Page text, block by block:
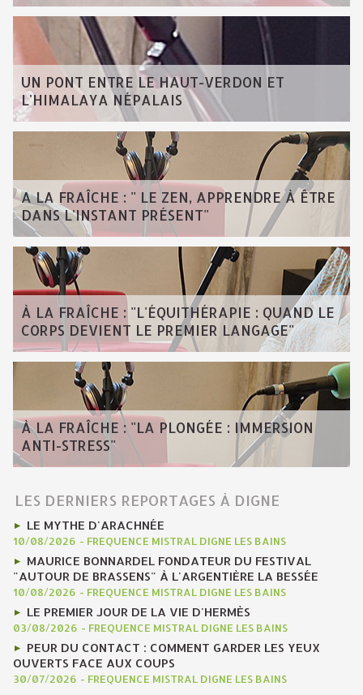
UN PONT ENTRE LE HAUT-VERDON ET
L'HIMALAYA NÉPALAIS
A LA FRAÎCHE : " LE ZEN, APPRENDRE À ÊTRE
DANS L'INSTANT PRÉSENT"
À LA FRAÎCHE : "L'ÉQUITHÉRAPIE : QUAND LE
CORPS DEVIENT LE PREMIER LANGAGE"
À LA FRAÎCHE : "LA PLONGÉE : IMMERSION
ANTI-STRESS"
LES DERNIERS REPORTAGES À DIGNE
LE MYTHE D'ARACHNÉE
10/08/2026 - FREQUENCE MISTRAL DIGNE LES BAINS
MAURICE BONNARDEL FONDATEUR DU FESTIVAL
"AUTOUR DE BRASSENS" À L'ARGENTIÈRE LA BESSÉE
10/08/2026 - FREQUENCE MISTRAL DIGNE LES BAINS
LE PREMIER JOUR DE LA VIE D'HERMÈS
03/08/2026 - FREQUENCE MISTRAL DIGNE LES BAINS
PEUR DU CONTACT : COMMENT GARDER LES YEUX
OUVERTS FACE AUX COUPS
30/07/2026 - FREQUENCE MISTRAL DIGNE LES BAINS